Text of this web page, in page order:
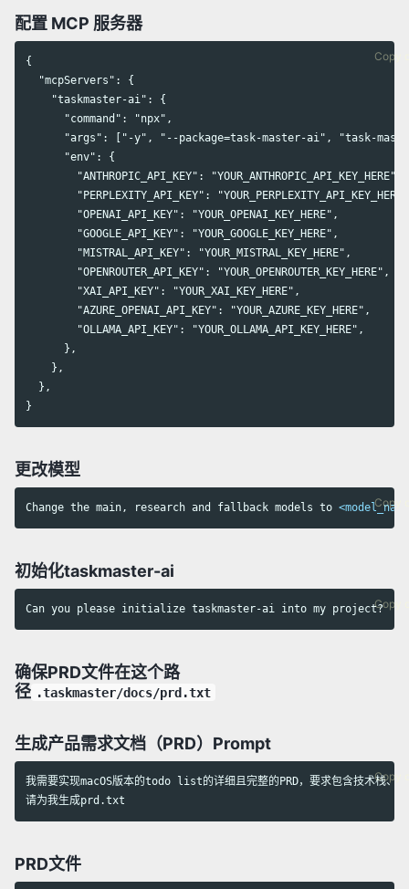
配置 MCP 服务器
Copy
{
  "mcpServers": {
    "taskmaster-ai": {
      "command": "npx",
"args": ["-y", "--package=task-master-ai", "task-
      "env": {
        "ANTHROPIC_API_KEY": "YOUR_ANTHROPIC_API_KEY_HERE",
"PERPLEXITY_API_KEY":
        "OPENAI_API_KEY": "YOUR_OPENAI_KEY_HERE",
        "GOOGLE_API_KEY": "YOUR_GOOGLE_KEY_HERE",
        "MISTRAL_API_KEY": "YOUR_MISTRAL_KEY_HERE",
        "OPENROUTER_API_KEY": "YOUR_OPENROUTER_KEY_HERE",
        "XAI_API_KEY": "YOUR_XAI_KEY_HERE",
        "AZURE_OPENAI_API_KEY": "YOUR_AZURE_KEY_HERE",
        "OLLAMA_API_KEY": "YOUR_OLLAMA_API_KEY_HERE",
      },
    },
  },
更改模型
Copy
Change the main, research and fallback models to
初始化taskmaster-ai
Copy
确保PRD文件在这个路
径 .taskmaster/docs/prd.txt
生成产品需求文档（PRD）Prompt
Copy
我需要实现macOS版本的todo list的详细且完整的PRD，要求包含技术栈、
PRD文件